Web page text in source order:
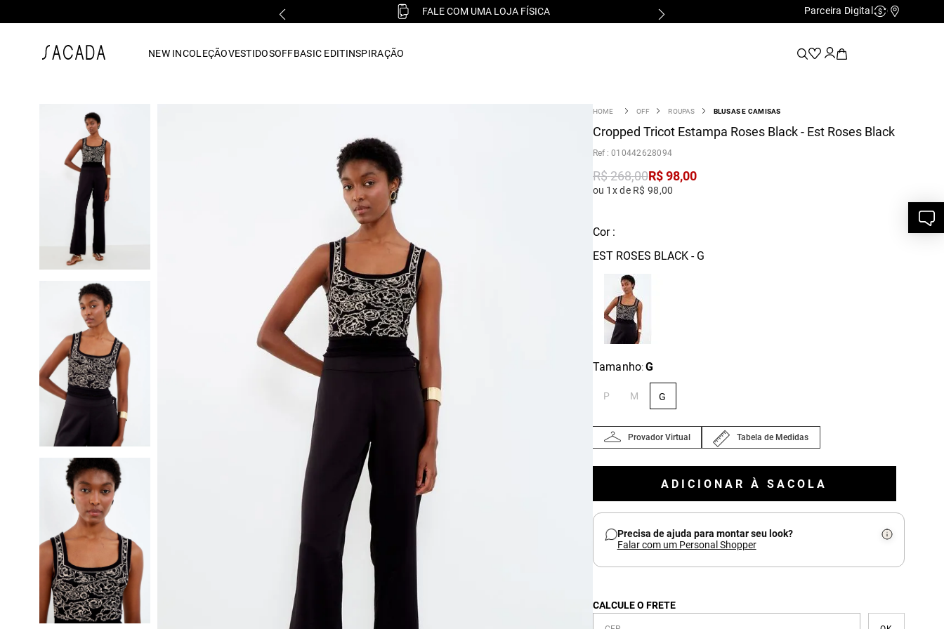
FALE COM UMA LOJA FÍSICA Parceira Digital Cashback
NEW INCOLEÇÃOVESTIDOSOFFBASIC EDITINSPIRAÇÃO
OFF ROUPAS BLUSAS E CAMISAS
Cropped Tricot Estampa Roses Black - Est Roses Black
:010442628094
R$268,00R$ 98,00
ou 1x de R$ 98,00
Cor :
EST ROSES BLACK - G
Tamanho: G
P M G
Provador Virtual Tabela de Medidas
ADICIONAR À SACOLA
Precisa de ajuda para montar seu look?
Falar com um Personal Shopper
CALCULE O FRETE
vestido midi